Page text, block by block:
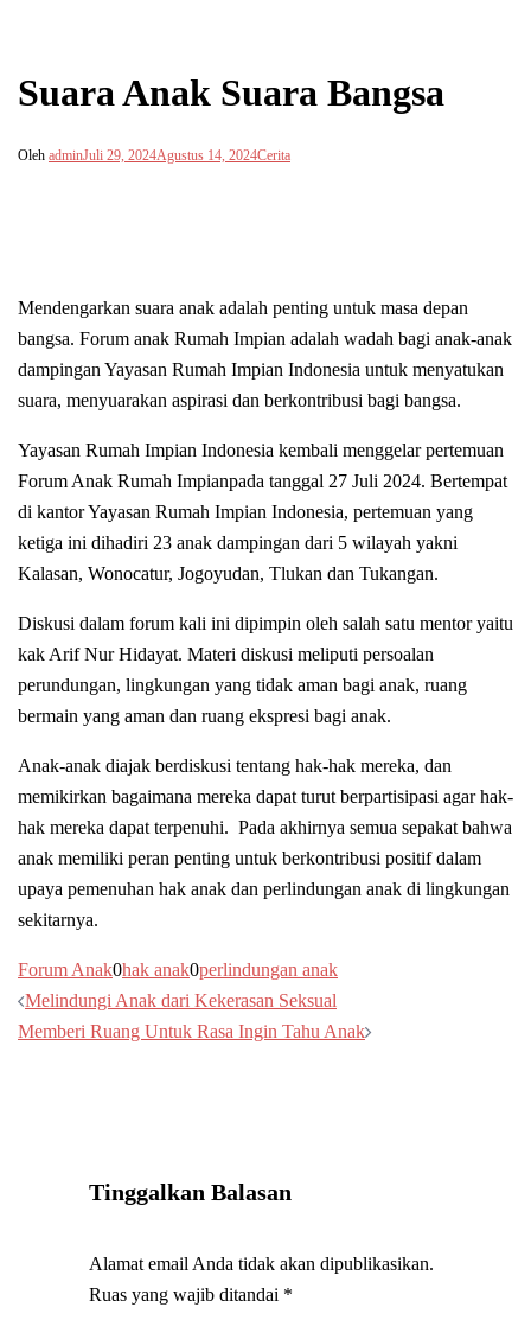
Suara Anak Suara Bangsa
Oleh adminJuli 29, 2024Agustus 14, 2024Cerita
Mendengarkan suara anak adalah penting untuk masa depan
bangsa. Forum anak Rumah Impian adalah wadah bagi anak-anak
dampingan Yayasan Rumah Impian Indonesia untuk menyatukan
suara, menyuarakan aspirasi dan berkontribusi bagi bangsa.
Yayasan Rumah Impian Indonesia kembali menggelar pertemuan
Forum Anak Rumah Impianpada tanggal 27 Juli 2024. Bertempat
di kantor Yayasan Rumah Impian Indonesia, pertemuan yang
ketiga ini dihadiri 23 anak dampingan dari 5 wilayah yakni
Kalasan, Wonocatur, Jogoyudan, Tlukan dan Tukangan.
Diskusi dalam forum kali ini dipimpin oleh salah satu mentor yaitu
kak Arif Nur Hidayat. Materi diskusi meliputi persoalan
perundungan, lingkungan yang tidak aman bagi anak, ruang
bermain yang aman dan ruang ekspresi bagi anak.
Anak-anak diajak berdiskusi tentang hak-hak mereka, dan
memikirkan bagaimana mereka dapat turut berpartisipasi agar hak-
hak mereka dapat terpenuhi. Pada akhirnya semua sepakat bahwa
anak memiliki peran penting untuk berkontribusi positif dalam
upaya pemenuhan hak anak dan perlindungan anak di lingkungan
sekitarnya.
Forum Anak0hak anak0perlindungan anak
Navigasi
Tulisan
Melindungi Anak dari Kekerasan Seksual
Memberi Ruang Untuk Rasa Ingin Tahu Anak
Tinggalkan Balasan
Alamat email Anda tidak akan dipublikasikan.
Ruas yang wajib ditandai *